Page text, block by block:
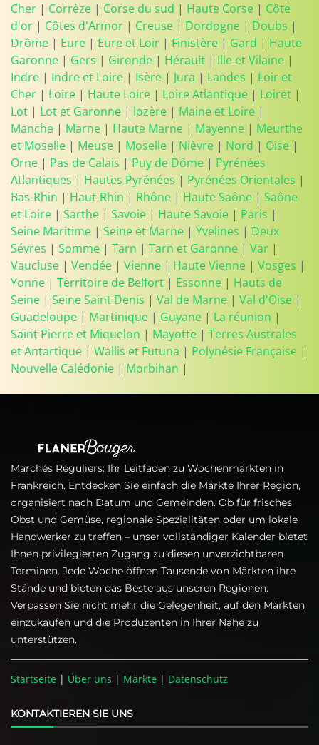
Cher | Corrèze | Corse du sud | Haute Corse | Côte
d'or | Côtes d'Armor | Creuse | Dordogne | Doubs |
Drôme | Eure | Eure et Loir | Finistère | Gard | Haute
Garonne | Gers | Gironde | Hérault | Ille et Vilaine |
Indre | Indre et Loire | Isère | Jura | Landes | Loir et
Cher | Loire | Haute Loire | Loire Atlantique | Loiret |
Lot | Lot et Garonne | lozère | Maine et Loire |
Manche | Marne | Haute Marne | Mayenne | Meurthe
et Moselle | Meuse | Moselle | Nièvre | Nord | Oise |
Orne | Pas de Calais | Puy de Dôme | Pyrénées
Atlantiques | Hautes Pyrénées | Pyrénées Orientales |
Bas-Rhin | Haut-Rhin | Rhône | Haute Saône | Saône
et Loire | Sarthe | Savoie | Haute Savoie | Paris |
Seine Maritime | Seine et Marne | Yvelines | Deux
Sévres | Somme | Tarn | Tarn et Garonne | Var |
Vaucluse | Vendée | Vienne | Haute Vienne | Vosges |
Yonne | Territoire de Belfort | Essonne | Hauts de
Seine | Seine Saint Denis | Val de Marne | Val d'Oise |
Guadeloupe | Martinique | Guyane | La réunion |
Saint Pierre et Miquelon | Mayotte | Terres Australes
et Antartique | Wallis et Futuna | Polynésie Française |
Nouvelle Calédonie | Morbihan |
Marchés Réguliers: Ihr Leitfaden zu Wochenmärkten in
Frankreich. Entdecken Sie einfach die Märkte Ihrer Region,
organisiert nach Datum und Gemeinden. Ob für frisches
Obst und Gemüse, regionale Spezialitäten oder um lokale
Handwerker zu treffen – unser vollständiger Kalender bietet
Ihnen privilegierten Zugang zu diesen unverzichtbaren
Terminen. Jede Woche öffnen Tausende von Märkten ihre
Stände und bieten das Beste aus unseren Regionen.
Verpassen Sie nicht mehr die Gelegenheit, auf den Märkten
einzukaufen und die Produzenten in Ihrer Nähe zu
unterstützen.
Startseite | Über uns | Märkte | Datenschutz
KONTAKTIEREN SIE UNS